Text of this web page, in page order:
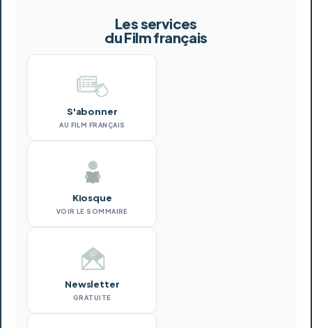
Les services
du Film français
S'abonner
AU FILM FRANÇAIS
Kiosque
VOIR LE SOMMAIRE
Newsletter
GRATUITE